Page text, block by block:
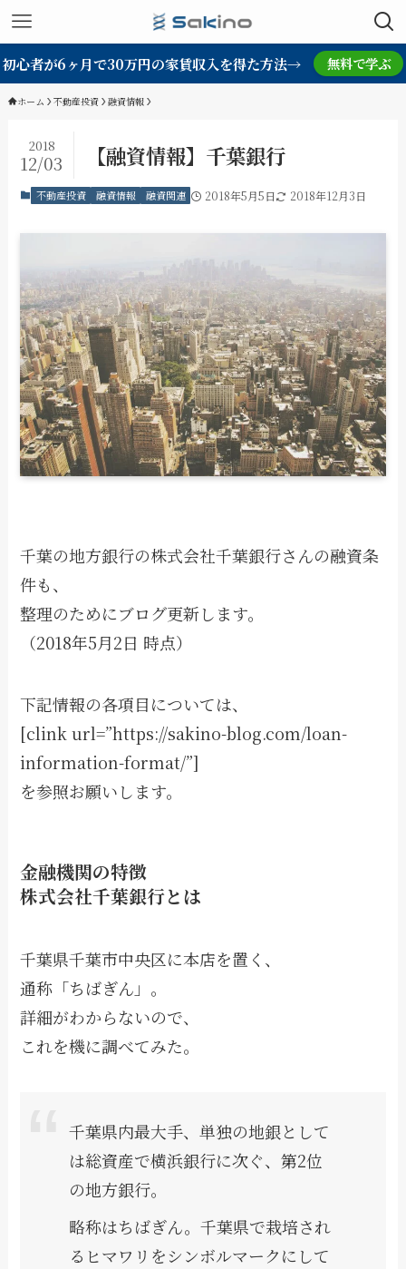
初心者が6ヶ月で30万円の家賃収入を得た方法→ 無料で学ぶ
ホーム 不動産投資 融資情報
【融資情報】千葉銀行
2018
12/03
不動産投資 融資情報 融資関連 2018年5月5日 2018年12月3日
千葉の地方銀行の株式会社千葉銀行さんの融資条
件も、
整理のためにブログ更新します。
（2018年5月2日 時点）
下記情報の各項目については、
[clink url=”https://sakino-blog.com/loan-
information-format/”]
を参照お願いします。
金融機関の特徴
株式会社千葉銀行とは
千葉県千葉市中央区に本店を置く、
通称「ちばぎん」。
詳細がわからないので、
これを機に調べてみた。
千葉県内最大手、単独の地銀として
は総資産で横浜銀行に次ぐ、第2位
の地方銀行。
略称はちばぎん。千葉県で栽培され
るヒマワリをシンボルマークにして